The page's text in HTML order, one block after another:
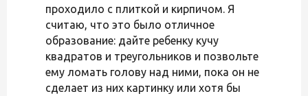
проходило с плиткой и кирпичом. Я
считаю, что это было отличное
образование: дайте ребенку кучу
квадратов и треугольников и позвольте
ему ломать голову над ними, пока он не
сделает из них картинку или хотя бы